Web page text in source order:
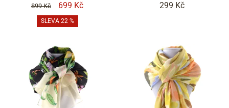
899 Kč 699 Kč
SLEVA 22 %
299 Kč